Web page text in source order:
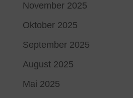
November 2025
Oktober 2025
September 2025
August 2025
Mai 2025